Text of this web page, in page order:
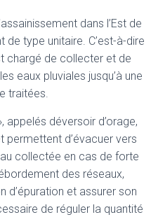
dans l’Est de
type unitaire. C’est-à-dire
chargé de collecter et de
eaux pluviales jusqu’à une
traitées.
appelés déversoir d’orage,
permettent d’évacuer vers
collectée en cas de forte
des réseaux,
d’épuration et assurer son
de réguler la quantité